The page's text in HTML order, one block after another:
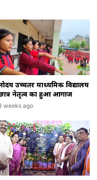
उच्चतर माध्यमिक विद्यालय
नेतृत्व का हुआ आगाज
weeks ago